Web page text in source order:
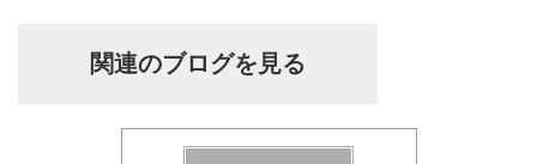
関連のブログを見る